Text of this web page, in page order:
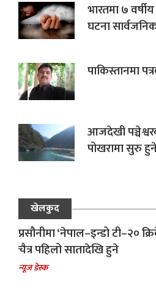
भारतमा ७
घटना
पाकिस्तानमा
आजदेखी
पोखरामा सुरु
खेलकुद
प्रसौनीमा ‘नेपाल–इन्डो टी–२०
चैत्र पहिलो सातादेखि हुने
न्यूज डेस्क